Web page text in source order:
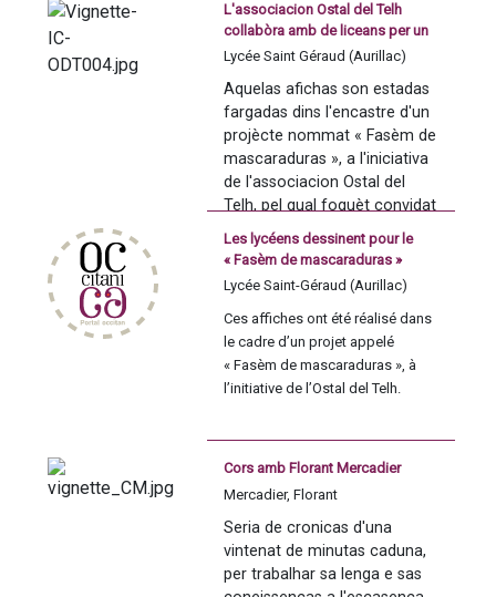
Avec le soutien de la Région
Occitanie Pyrénées
Méditerranée, du CIRDOC -
Institut occitan de cultura, de
la ville de Leucate, de la
Société Archéologique de
Montpellier et de l a Confrérie
des Consuls de la Seigneurie
de LEUCATE.
Découvrir l'association
Histoire et cultures en
Une frontière
surveillance :
1258-1659
La frontière,
L'associacion Ostal del Telh
collabòra amb de liceans per un
projècte artistic a l'entorn de la
Lycée Saint Géraud (Aurillac)
Aquelas afichas son estadas
fargadas dins l'encastre d'un
projècte nommat « Fasèm de
mascaraduras », a l'iniciativa
de l'associacion Ostal del
Telh, pel qual foguèt convidat
l'artista plastician occitan
Joan-Carles Codèrc per tal
d'animar una setmana de
talhièr amb la classa de 1ra
Bac Pro Comunicacion
Visuala e Pluri Mèdia del licèu
St-Géraud a Orlhac, en
coordinacion amb lor
Fred Le Falher.
Per una setmana al mes de
genièr de 2023, los liceans
avián coma mission de
realizar cadun una aficha que
corresponde a l'estetica de
Les lycéens dessinent pour le
« Fasèm de mascaraduras »
Lycée Saint-Géraud (Aurillac)
Ces affiches ont été réalisé dans
le cadre d’un projet appelé
« Fasèm de mascaraduras », à
l’initiative de l’Ostal del Telh.
Codèrc, pour animer une semaine
d’atelier avec la classe de
1ère Bac Pro Communication
Visuelle et Pluri Média du lycée
Cors amb Florant Mercadier
Mercadier, Florant
Seria de cronicas d'una
vintenat de minutas caduna,
per trabalhar sa lenga e sas